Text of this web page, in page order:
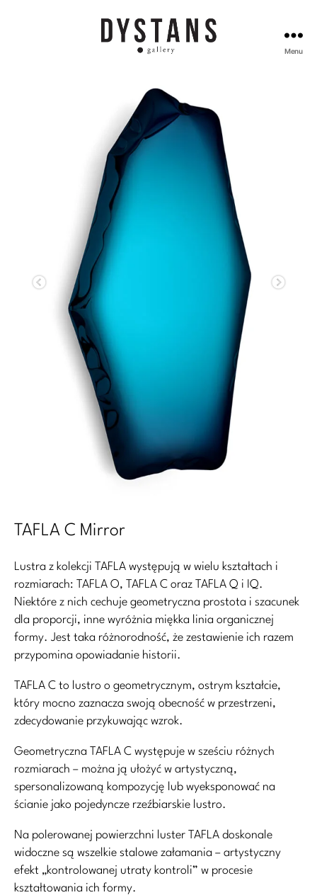
Menu
TAFLA C Mirror
Lustra z kolekcji TAFLA występują w wielu kształtach i
rozmiarach: TAFLA O, TAFLA C oraz TAFLA Q i IQ.
Niektóre z nich cechuje geometryczna prostota i szacunek
dla proporcji, inne wyróżnia miękka linia organicznej
formy. Jest taka różnorodność, że zestawienie ich razem
przypomina opowiadanie historii.
TAFLA C to lustro o geometrycznym, ostrym kształcie,
który mocno zaznacza swoją obecność w przestrzeni,
zdecydowanie przykuwając wzrok.
Geometryczna TAFLA C występuje w sześciu różnych
rozmiarach – można ją ułożyć w artystyczną,
spersonalizowaną kompozycję lub wyeksponować na
ścianie jako pojedyncze rzeźbiarskie lustro.
Na polerowanej powierzchni luster TAFLA doskonale
widoczne są wszelkie stalowe załamania – artystyczny
efekt „kontrolowanej utraty kontroli” w procesie
kształtowania ich formy.